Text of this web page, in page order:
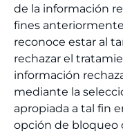
de la información
fines
reconoce estar al
rechazar el
información
mediante la
apropiada a tal fin
opción de bloqueo